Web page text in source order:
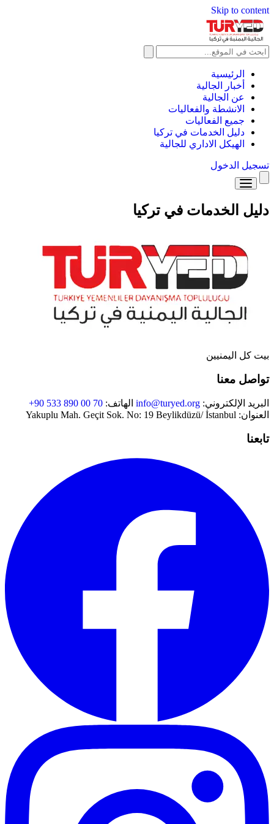
Skip to content
الرئيسية
أخبار الجالية
عن الجالية
الانشطة والفعاليات
جميع الفعاليات
دليل الخدمات في تركيا
الهيكل الاداري للجالية
تسجيل الدخول
الرئيسية
عن الجالية
الانشطة والفعاليات
جميع الفعاليات
الهيكل الاداري للجالية
تسجيل الدخول
دليل الخدمات في تركيا
بيت كل اليمنيين
تواصل معنا
البريد الإلكتروني: info@turyed.org الهاتف: +90 533 890 00 70
العنوان: Yakuplu Mah. Geçit Sok. No: 19 Beylikdüzü/ İstanbul
تابعنا